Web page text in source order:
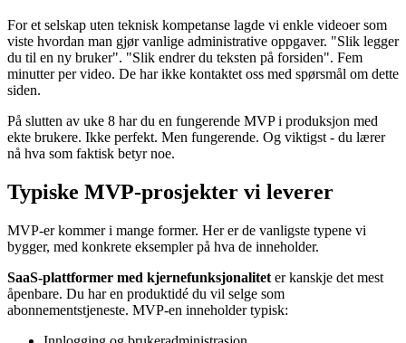
For et selskap uten teknisk kompetanse lagde vi enkle videoer som
viste hvordan man gjør vanlige administrative oppgaver. "Slik legger
du til en ny bruker". "Slik endrer du teksten på forsiden". Fem
minutter per video. De har ikke kontaktet oss med spørsmål om dette
siden.
På slutten av uke 8 har du en fungerende MVP i produksjon med
ekte brukere. Ikke perfekt. Men fungerende. Og viktigst - du lærer
nå hva som faktisk betyr noe.
Typiske MVP-prosjekter vi leverer
MVP-er kommer i mange former. Her er de vanligste typene vi
bygger, med konkrete eksempler på hva de inneholder.
SaaS-plattformer med kjernefunksjonalitet er kanskje det mest
åpenbare. Du har en produktidé du vil selge som
abonnementstjeneste. MVP-en inneholder typisk: